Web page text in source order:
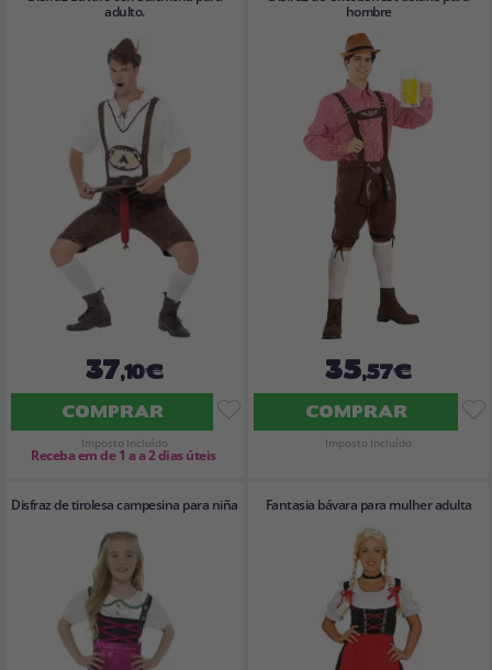
adulto.
37,10€
COMPRAR
Imposto Incluído
Receba em de 1 a a 2 dias úteis
hombre
35,57€
COMPRAR
Imposto Incluído
Disfraz de tirolesa campesina para niña Fantasia bávara para mulher adulta